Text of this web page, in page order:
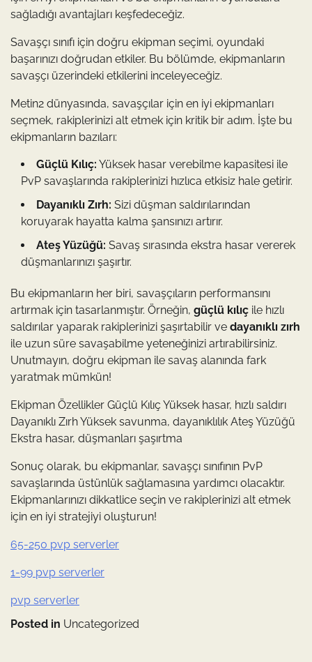
sağladığı avantajları keşfedeceğiz.
Savaşçı sınıfı için doğru ekipman seçimi, oyundaki
başarınızı doğrudan etkiler. Bu bölümde, ekipmanların
savaşçı üzerindeki etkilerini inceleyeceğiz.
Metin2 dünyasında, savaşçılar için en iyi ekipmanları
seçmek, rakiplerinizi alt etmek için kritik bir adım. İşte bu
ekipmanların bazıları:
Güçlü Kılıç: Yüksek hasar verebilme kapasitesi ile
PvP savaşlarında rakiplerinizi hızlıca etkisiz hale getirir.
Dayanıklı Zırh: Sizi düşman saldırılarından
koruyarak hayatta kalma şansınızı artırır.
Ateş Yüzüğü: Savaş sırasında ekstra hasar vererek
düşmanlarınızı şaşırtır.
Bu ekipmanların her biri, savaşçıların performansını
artırmak için tasarlanmıştır. Örneğin, güçlü kılıç ile hızlı
saldırılar yaparak rakiplerinizi şaşırtabilir ve dayanıklı zırh
ile uzun süre savaşabilme yeteneğinizi artırabilirsiniz.
Unutmayın, doğru ekipman ile savaş alanında fark
yaratmak mümkün!
Ekipman Özellikler Güçlü Kılıç Yüksek hasar, hızlı saldırı
Dayanıklı Zırh Yüksek savunma, dayanıklılık Ateş Yüzüğü
Ekstra hasar, düşmanları şaşırtma
Sonuç olarak, bu ekipmanlar, savaşçı sınıfının PvP
savaşlarında üstünlük sağlamasına yardımcı olacaktır.
Ekipmanlarınızı dikkatlice seçin ve rakiplerinizi alt etmek
için en iyi stratejiyi oluşturun!
65-250 pvp serverler
1-99 pvp serverler
pvp serverler
Posted in Uncategorized